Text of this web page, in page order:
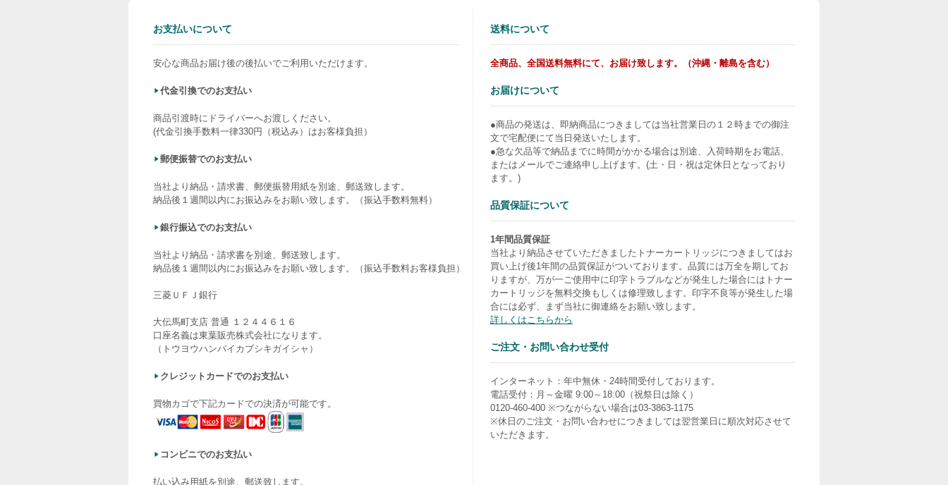
お支払いについて
安心な商品お届け後の後払いでご利用いただけます。
代金引換でのお支払い
商品引渡時にドライバーへお渡しください。
(代金引換手数料一律330円（税込み）はお客様負担）
郵便振替でのお支払い
当社より納品・請求書、郵便振替用紙を別途、郵送致します。
納品後１週間以内にお振込みをお願い致します。（振込手数料無料）
銀行振込でのお支払い
当社より納品・請求書を別途、郵送致します。
納品後１週間以内にお振込みをお願い致します。（振込手数料お客様負担）
三菱ＵＦＪ銀行
大伝馬町支店 普通 １２４４６１６
口座名義は東葉販売株式会社になります。
（トウヨウハンバイカブシキガイシャ）
クレジットカードでのお支払い
買物カゴで下記カードでの決済が可能です。
コンビニでのお支払い
払い込み用紙を別途、郵送致します。
送料について
全商品、全国送料無料にて、お届け致します。（沖縄・離島を含む）
お届けについて
●商品の発送は、即納商品につきましては当社営業日の１２時までの御注
文で宅配便にて当日発送いたします。
●急な欠品等で納品までに時間がかかる場合は別途、入荷時期をお電話、
またはメールでご連絡申し上げます。(土・日・祝は定休日となっており
ます。)
品質保証について
1年間品質保証
当社より納品させていただきましたトナーカートリッジにつきましてはお
買い上げ後1年間の品質保証がついております。品質には万全を期してお
りますが、万が一ご使用中に印字トラブルなどが発生した場合にはトナー
カートリッジを無料交換もしくは修理致します。印字不良等が発生した場
合には必ず、まず当社に御連絡をお願い致します。
詳しくはこちらから
ご注文・お問い合わせ受付
インターネット：年中無休・24時間受付しております。
電話受付：月～金曜 9:00～18:00（祝祭日は除く）
0120-460-400 ※つながらない場合は03-3863-1175
※休日のご注文・お問い合わせにつきましては翌営業日に順次対応させて
いただきます。